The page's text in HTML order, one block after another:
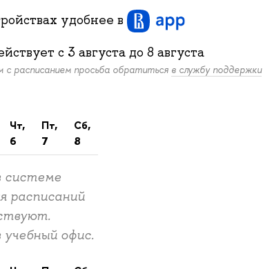
удобнеев
c 3 августа до8 августа
с расписанием просьба обратиться в службу поддержки
чт,
6
пт,
7
сб,
8
системе
расписаний
офис.